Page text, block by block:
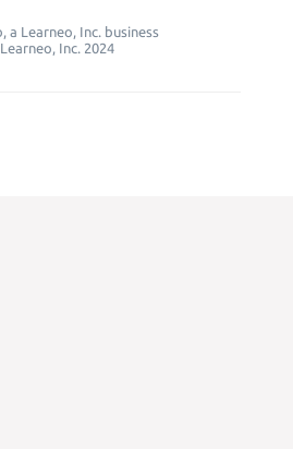
a Learneo, Inc. business
Inc. 2024